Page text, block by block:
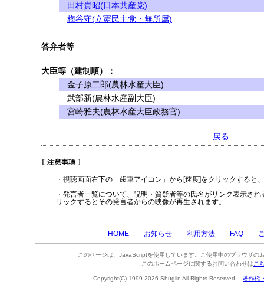
田村貴昭(日本共産党)
梅谷守(立憲民主党・無所属)
答弁者等
大臣等（建制順）：
金子原二郎(農林水産大臣)
武部新(農林水産副大臣)
宮崎雅夫(農林水産大臣政務官)
戻る
・視聴画面右下の「歯車アイコン」から[速度]をクリックすると
・発言者一覧について、説明・質疑者等の氏名がリンク表示さ
リックするとその発言者からの映像が再生されます。
HOME お知らせ 利用方法 FAQ
このページは、JavaScriptを使用しています。ご使用中のブラウザの
このホームページに関するお問い合わせは こ
Copyright(C) 1999-2026 Shugiin All Rights Reserved. 著作権